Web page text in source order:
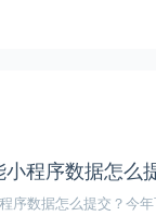
小程序数据怎么
序数据怎么提交？今